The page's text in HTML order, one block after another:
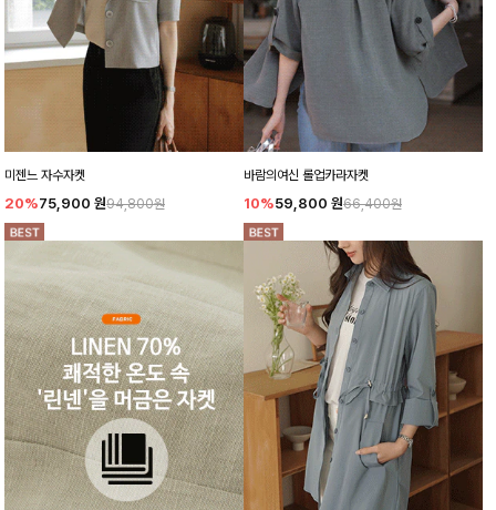
미젠느 자수자켓
20%75,900 원94,800원
바람의여신 롤업카라자켓
10%59,800 원66,400원